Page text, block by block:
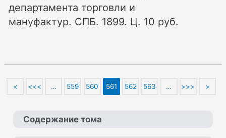
департамента торговли и
мануфактур. СПБ. 1899. Ц. 10 руб.
< <<< … 559 560 561 562 563 … >>> >
Содержание тома